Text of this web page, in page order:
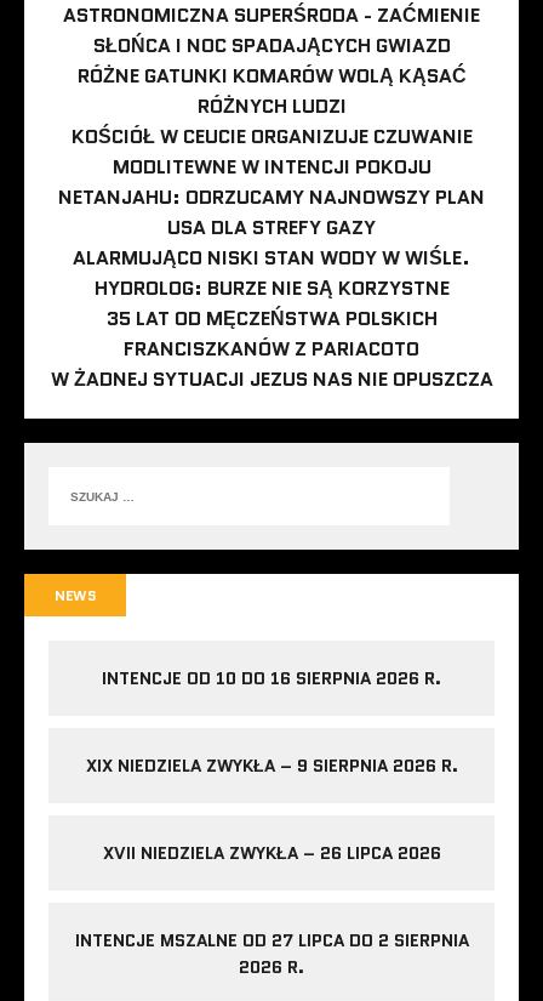
ASTRONOMICZNA SUPERŚRODA - ZAĆMIENIE
SŁOŃCA I NOC SPADAJĄCYCH GWIAZD
RÓŻNE GATUNKI KOMARÓW WOLĄ KĄSAĆ
RÓŻNYCH LUDZI
KOŚCIÓŁ W CEUCIE ORGANIZUJE CZUWANIE
MODLITEWNE W INTENCJI POKOJU
NETANJAHU: ODRZUCAMY NAJNOWSZY PLAN
USA DLA STREFY GAZY
ALARMUJĄCO NISKI STAN WODY W WIŚLE.
HYDROLOG: BURZE NIE SĄ KORZYSTNE
35 LAT OD MĘCZEŃSTWA POLSKICH
FRANCISZKANÓW Z PARIACOTO
W ŻADNEJ SYTUACJI JEZUS NAS NIE OPUSZCZA
NEWS
INTENCJE OD 10 DO 16 SIERPNIA 2026 R.
XIX NIEDZIELA ZWYKŁA – 9 SIERPNIA 2026 R.
XVII NIEDZIELA ZWYKŁA – 26 LIPCA 2026
INTENCJE MSZALNE OD 27 LIPCA DO 2 SIERPNIA
2026 R.